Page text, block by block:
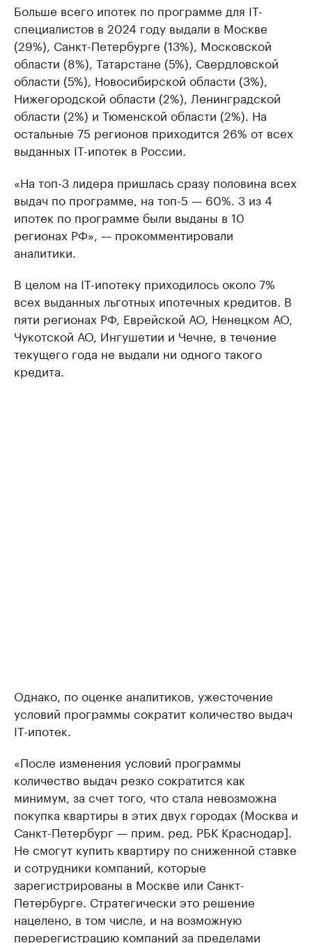
Больше всего ипотек по программе для IT-
специалистов в 2024 году выдали в Москве
(29%), Санкт-Петербурге (13%), Московской
области (8%), Татарстане (5%), Свердловской
области (5%), Новосибирской области (3%),
Нижегородской области (2%), Ленинградской
области (2%) и Тюменской области (2%). На
остальные 75 регионов приходится 26% от всех
выданных IT-ипотек в России.
«На топ-3 лидера пришлась сразу половина всех
выдач по программе, на топ-5 — 60%. 3 из 4
ипотек по программе были выданы в 10
регионах РФ», — прокомментировали
аналитики.
В целом на IT-ипотеку приходилось около 7%
всех выданных льготных ипотечных кредитов. В
пяти регионах РФ, Еврейской АО, Ненецком АО,
Чукотской АО, Ингушетии и Чечне, в течение
текущего года не выдали ни одного такого
кредита.
Однако, по оценке аналитиков, ужесточение
условий программы сократит количество выдач
IT-ипотек.
«После изменения условий программы
количество выдач резко сократится как
минимум, за счет того, что стала невозможна
покупка квартиры в этих двух городах (Москва и
Санкт-Петербург — прим. ред. РБК Краснодар].
Не смогут купить квартиру по сниженной ставке
и сотрудники компаний, которые
зарегистрированы в Москве или Санкт-
Петербурге. Стратегически это решение
нацелено, в том числе, и на возможную
перерегистрацию компаний за пределами